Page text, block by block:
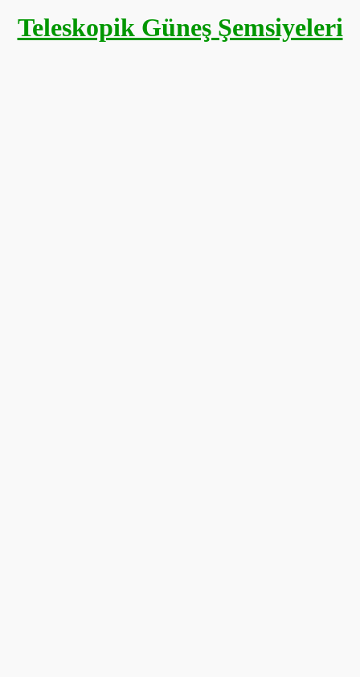
Teleskopik Güneş Şemsiyeleri